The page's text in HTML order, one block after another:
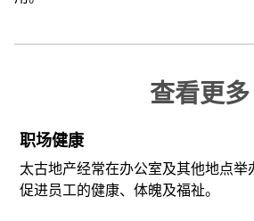
查看更多
职场健康
太古地产经常在办公室及其他地点举
促进员工的健康、体魄及福祉。